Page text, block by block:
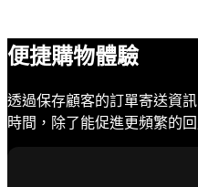
便捷購物體驗
透過保存顧客的訂單寄送資
時間，除了能促進更頻繁的